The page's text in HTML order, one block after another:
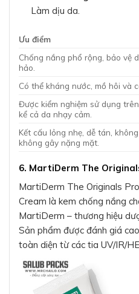
Làm dịu da.
Ưu điểm
Chống nắng phổ rộng, bảo vệ
hảo.
Có thể kháng nước, mồ hôi và
Được kiểm nghiệm sử dụng
kể cả da nhạy cảm.
Kết cấu lỏng nhẹ, dễ tán,
không gây nặng mặt.
6. MartiDerm The
MartiDerm The Originals
Cream là kem chống nắng
MartiDerm – thương hiệu
Sản phẩm được đánh giá
toàn diện từ các tia UV/IR/